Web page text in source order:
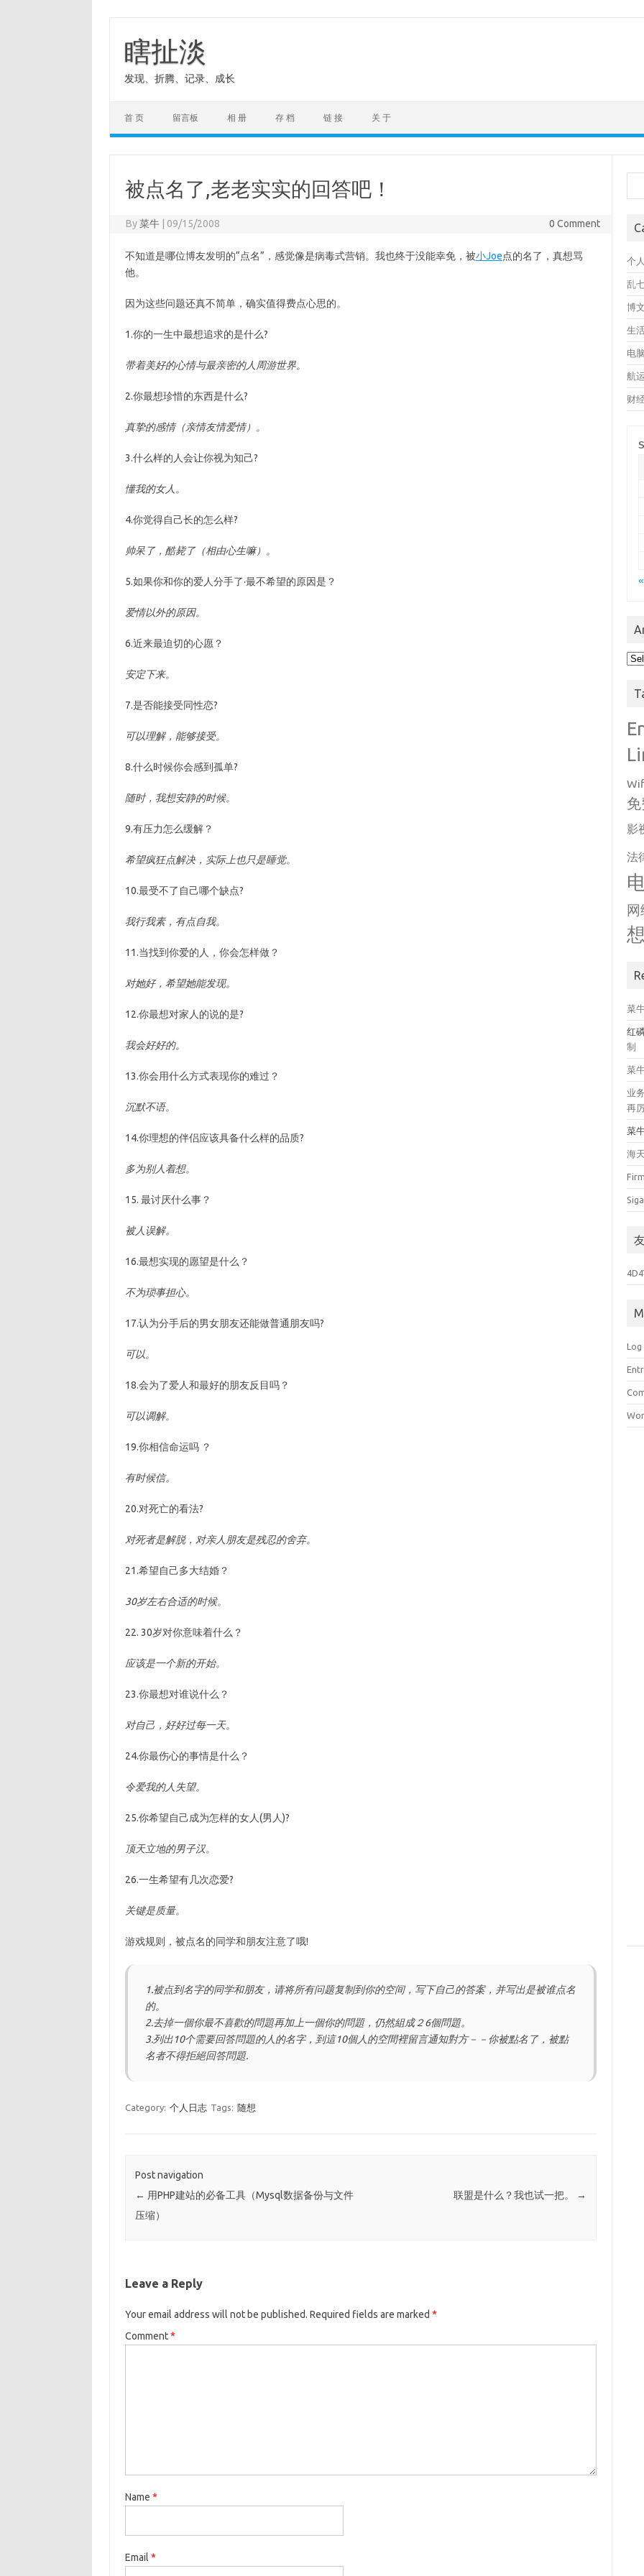
content
瞎扯淡
发现、折腾、记录、成长
首 页 留言板 相 册 存 档 链 接 关 于
被点名了,老老实实的回答吧！
By菜牛 09/15/2008 0 Comment
不知道是哪位博友发明的“点名”，感觉像是病毒式营销。我也终于没能幸免，被小Joe点的名了，真想骂
他。
因为这些问题还真不简单，确实值得费点心思的。
1.你的一生中最想追求的是什么?
带着美好的心情与最亲密的人周游世界。
2.你最想珍惜的东西是什么?
真挚的感情（亲情友情爱情）。
3.什么样的人会让你视为知己?
懂我的女人。
4.你觉得自己长的怎么样?
帅呆了，酷毙了（相由心生嘛）。
5.如果你和你的爱人分手了·最不希望的原因是？
爱情以外的原因。
6.近来最迫切的心愿？
安定下来。
7.是否能接受同性恋?
可以理解，能够接受。
8.什么时候你会感到孤单?
随时，我想安静的时候。
9.有压力怎么缓解？
希望疯狂点解决，实际上也只是睡觉。
10.最受不了自己哪个缺点?
我行我素，有点自我。
11.当找到你爱的人，你会怎样做？
对她好，希望她能发现。
12.你最想对家人的说的是?
我会好好的。
13.你会用什么方式表现你的难过？
沉默不语。
14.你理想的伴侣应该具备什么样的品质?
多为别人着想。
15. 最讨厌什么事？
被人误解。
16.最想实现的愿望是什么？
不为琐事担心。
17.认为分手后的男女朋友还能做普通朋友吗?
可以。
18.会为了爱人和最好的朋友反目吗？
可以调解。
19.你相信命运吗 ？
有时候信。
20.对死亡的看法?
对死者是解脱，对亲人朋友是残忍的舍弃。
21.希望自己多大结婚？
30岁左右合适的时候。
22. 30岁对你意味着什么？
应该是一个新的开始。
23.你最想对谁说什么？
对自己，好好过每一天。
24.你最伤心的事情是什么？
令爱我的人失望。
25.你希望自己成为怎样的女人(男人)?
顶天立地的男子汉。
26.一生希望有几次恋爱?
关键是质量。
游戏规则，被点名的同学和朋友注意了哦!
1.被点到名字的同学和朋友，请将所有问题复制到你的空间，写下自己的答案，并写出是被谁点名
的。
2.去掉一個你最不喜歡的問題再加上一個你的問題，仍然組成２6個問題。
3.列出10个需要回答問題的人的名字，到這10個人的空間裡留言通知對方－－你被點名了，被點
名者不得拒絕回答問題.
Category: 个人日志 Tags: 随想
Post navigation
← 用PHP建站的必备工具（Mysql数据备份与文件
压缩）
联盟是什么？我也试一把。 →
Leave a Reply
Your email address will not be published. Required fields are marked *
Comment*
Name *
Email *
个
乱
博
生
电
航
财
影
法
菜
红
制
菜
业
再
菜
海
Log